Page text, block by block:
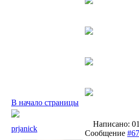
В начало страницы
prjanick
Написано:
Сообщение